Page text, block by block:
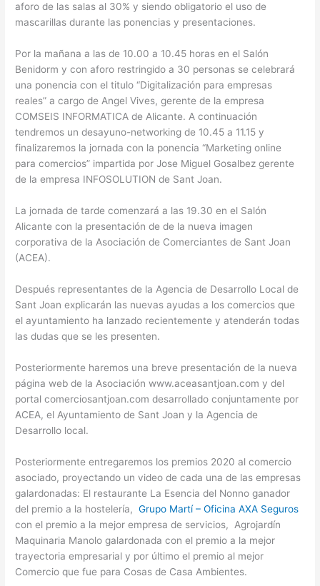
aforo de las salas al 30% y siendo obligatorio el uso de
mascarillas durante las ponencias y presentaciones.
Por la mañana a las de 10.00 a 10.45 horas en el Salón
Benidorm y con aforo restringido a 30 personas se celebrará
una ponencia con el titulo “Digitalización para empresas
reales” a cargo de Angel Vives, gerente de la empresa
COMSEIS INFORMATICA de Alicante. A continuación
tendremos un desayuno-networking de 10.45 a 11.15 y
finalizaremos la jornada con la ponencia “Marketing online
para comercios” impartida por Jose Miguel Gosalbez gerente
de la empresa INFOSOLUTION de Sant Joan.
La jornada de tarde comenzará a las 19.30 en el Salón
Alicante con la presentación de de la nueva imagen
corporativa de la Asociación de Comerciantes de Sant Joan
(ACEA).
Después representantes de la Agencia de Desarrollo Local de
Sant Joan explicarán las nuevas ayudas a los comercios que
el ayuntamiento ha lanzado recientemente y atenderán todas
las dudas que se les presenten.
Posteriormente haremos una breve presentación de la nueva
página web de la Asociación www.aceasantjoan.com y del
portal comerciosantjoan.com desarrollado conjuntamente por
ACEA, el Ayuntamiento de Sant Joan y la Agencia de
Desarrollo local.
Posteriormente entregaremos los premios 2020 al comercio
asociado, proyectando un video de cada una de las empresas
galardonadas: El restaurante La Esencia del Nonno ganador
del premio a la hostelería,Grupo Martí – Oficina AXA Seguros
con el premio a la mejor empresa de servicios, Agrojardín
Maquinaria Manolo galardonada con el premio a la mejor
trayectoria empresarial y por último el premio al mejor
Comercio que fue para Cosas de Casa Ambientes.